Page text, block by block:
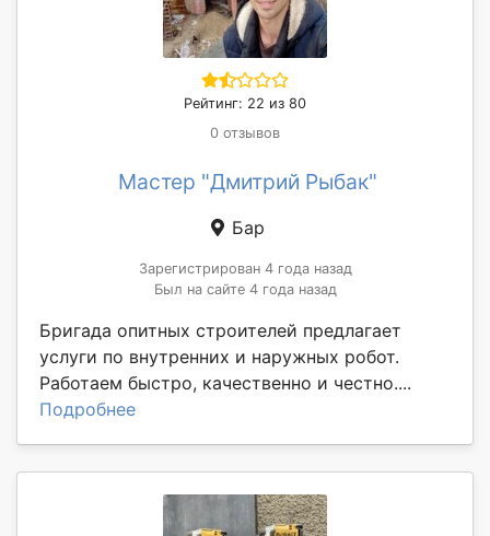
Рейтинг: 22 из 80
0 отзывов
Мастер "Дмитрий Рыбак"
Бар
Зарегистрирован 4 года назад
Был на сайте 4 года назад
Бригада опитных строителей предлагает
услуги по внутренних и наружных робот.
Работаем быстро, качественно и честно....
Подробнее